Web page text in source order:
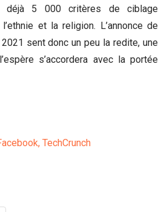
déjà 5 000 critères de ciblage
et la religion. L’annonce de
sent donc un peu la redite, une
s’accordera avec la portée
TechCrunch